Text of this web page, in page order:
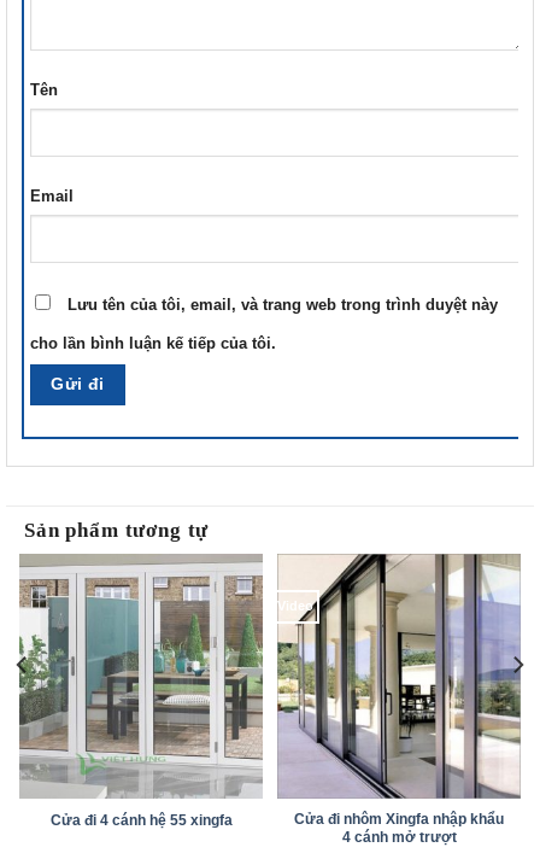
Tên
Email
Lưu tên của tôi, email, và trang web trong trình duyệt này
cho lần bình luận kế tiếp của tôi.
Sản phẩm tương tự
Cửa đi 4 cánh hệ 55 xingfa
Video
Cửa đi nhôm Xingfa nhập khẩu
4 cánh mở trượt